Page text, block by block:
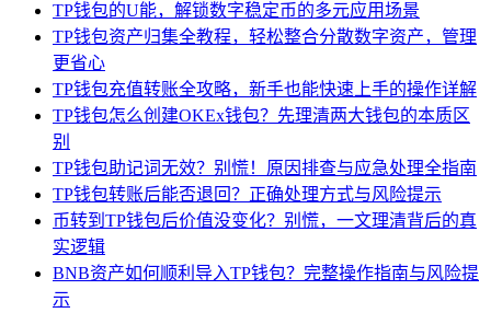
TP钱包的U能，解锁数字稳定币的多元应用场景
TP钱包资产归集全教程，轻松整合分散数字资产，管理
更省心
TP钱包充值转账全攻略，新手也能快速上手的操作详解
TP钱包怎么创建OKEx钱包？先理清两大钱包的本质区
别
TP钱包助记词无效？别慌！原因排查与应急处理全指南
TP钱包转账后能否退回？正确处理方式与风险提示
币转到TP钱包后价值没变化？别慌，一文理清背后的真
实逻辑
BNB资产如何顺利导入TP钱包？完整操作指南与风险提
示